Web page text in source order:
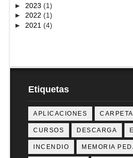
► 2023 (1)
► 2022 (1)
► 2021 (4)
Etiquetas
APLICACIONES
CURSOS DESCARGA
INCENDIO MEMORIA